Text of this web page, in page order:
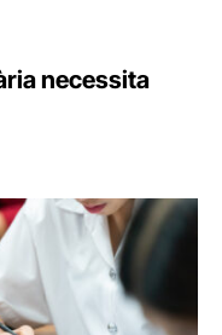
necessita